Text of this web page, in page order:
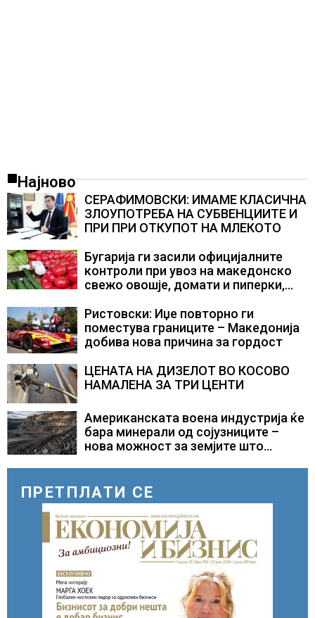
Најново
СЕРАФИМОВСКИ: ИМАМЕ КЛАСИЧНА
ЗЛОУПОТРЕБА НА СУБВЕНЦИИТЕ И
ПРИ ПРИ ОТКУПОТ НА МЛЕКОТО
Бугарија ги засили официјалните
контроли при увоз на македонско
свежо овошје, домати и пиперки,
Ристовски: Иџе повторно ги
поместува границите – Македонија
добива нова причина за гордост
ЦЕНАТА НА ДИЗЕЛОТ ВО КОСОВО
НАМАЛЕНА ЗА ТРИ ЦЕНТИ
Американската воена индустрија ќе
бара минерали од сојузниците –
нова можност за земјите што
ПРЕТПЛАТИ СЕ